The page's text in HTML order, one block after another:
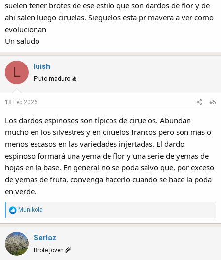
suelen tener brotes de ese estilo que son dardos de flor y de
ahi salen luego ciruelas. Sieguelos esta primavera a ver como
evolucionan
Un saludo
L luish
Fruto maduro 🍎
18 Feb 2026 #5
Los dardos espinosos son típicos de ciruelos. Abundan
mucho en los silvestres y en ciruelos francos pero son mas o
menos escasos en las variedades injertadas. El dardo
espinoso formará una yema de flor y una serie de yemas de
hojas en la base. En general no se poda salvo que, por exceso
de yemas de fruta, convenga hacerlo cuando se hace la poda
en verde.
R
e
c
t
i
Munikola
Serlaz
Brote joven 🌾